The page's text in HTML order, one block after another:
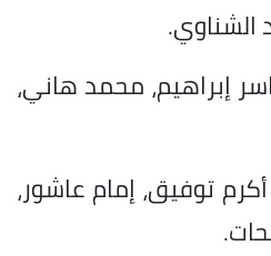
إبراهيم، محمد هاني،
توفيق، إمام عاشور،